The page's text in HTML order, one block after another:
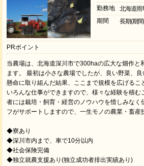
勤務地
北海道雨
期間
長期(期
PRポイント
当農場は、北海道深川市で300haの広大な畑作と
ます。 最初は小さな農場でしたが、良い野菜、
懸命に取り組んだ結果、ここまで規模を広げるこ
いろんな仕事ができますので、様々な経験を積む
者には栽培・飼育・経営のノウハウを惜しみなく
フがサポートしますので、一生モノの農業・畜産
◆寮あり
◆深川市内まで、車で10分以内
◆社会保険完備
◆独立就農支援あり(独立成功者排出実績あり)